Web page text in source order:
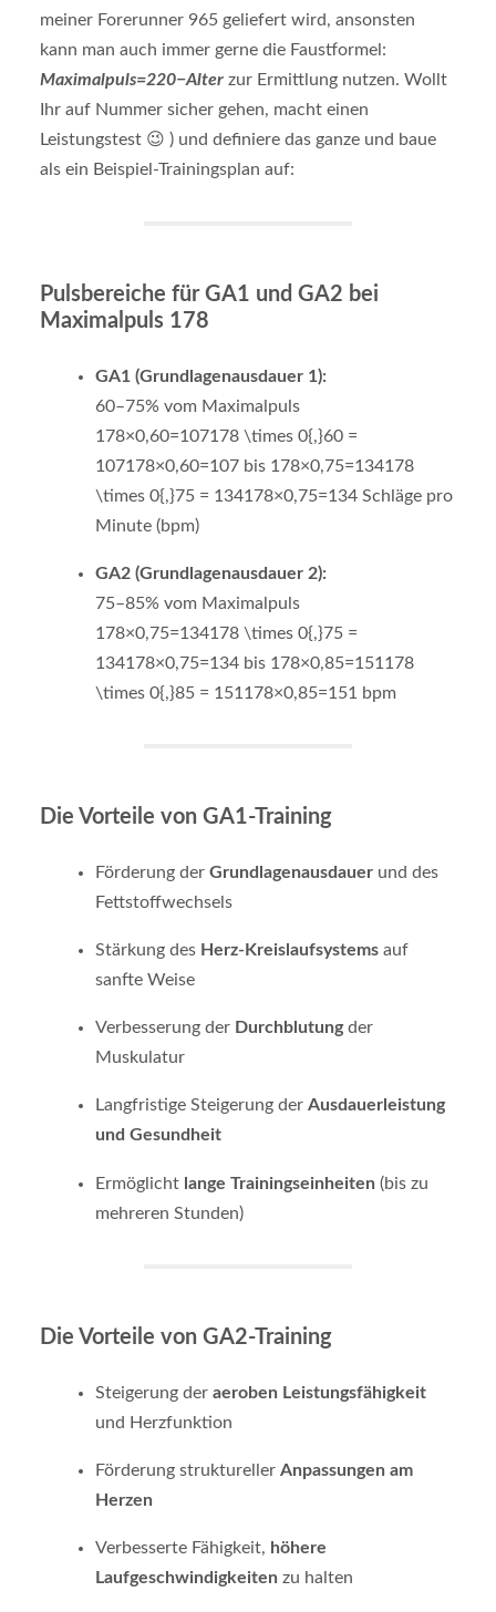
meiner Forerunner 965 geliefert wird, ansonsten
kann man auch immer gerne die Faustformel:
Maximalpuls=220−Alterzur Ermittlung nutzen. Wollt
Ihr auf Nummer sicher gehen, macht einen
Leistungstest 😉 ) und definiere das ganze und baue
als ein Beispiel-Trainingsplan auf:
Pulsbereiche für GA1 und GA2 bei
Maximalpuls 178
GA1 (Grundlagenausdauer 1):
60–75% vom Maximalpuls
178×0,60=107178 \times 0{,}60 =
107178×0,60=107bis 178×0,75=134178
\times 0{,}75 = 134178×0,75=134Schläge pro
Minute (bpm)
GA2 (Grundlagenausdauer 2):
75–85% vom Maximalpuls
178×0,75=134178 \times 0{,}75 =
134178×0,75=134bis 178×0,85=151178
\times 0{,}85 = 151 178×0,85=151 bpm
Die Vorteile von GA1-Training
Förderung der Grundlagenausdauerund des
Fettstoffwechsels
Stärkung des Herz-Kreislaufsystemsauf
sanfte Weise
Verbesserung der Durchblutungder
Muskulatur
Langfristige Steigerung der Ausdauerleistung
und Gesundheit
Ermöglicht lange Trainingseinheiten (bis zu
mehreren Stunden)
Die Vorteile von GA2-Training
Steigerung der aeroben Leistungsfähigkeit
und Herzfunktion
Förderung struktureller Anpassungen am
Herzen
Verbesserte Fähigkeit, höhere
Laufgeschwindigkeiten zu halten